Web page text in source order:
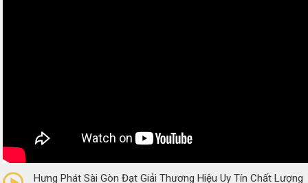
(0 Reviews)
Hưng Phát Sài Gòn Đạt Giải Thương Hiệu Uy Tín Chất Lượng